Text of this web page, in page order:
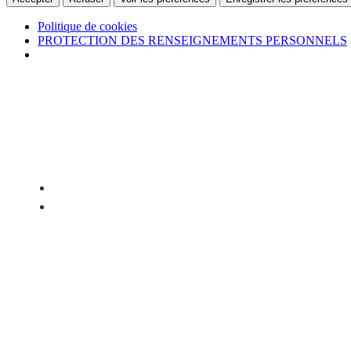
Politique de cookies
PROTECTION DES RENSEIGNEMENTS PERSONNELS